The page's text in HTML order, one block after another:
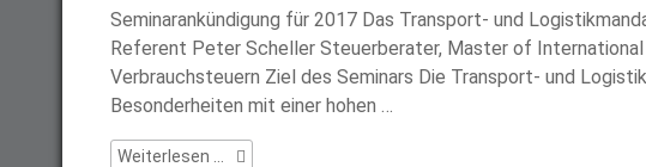
Seminarankündigung für 2017 Das Transport- und
Referent Peter Scheller Steuerberater, Master of
Verbrauchsteuern Ziel des Seminars Die Transport- und
Besonderheiten mit einer hohen …
Weiterlesen …
Das